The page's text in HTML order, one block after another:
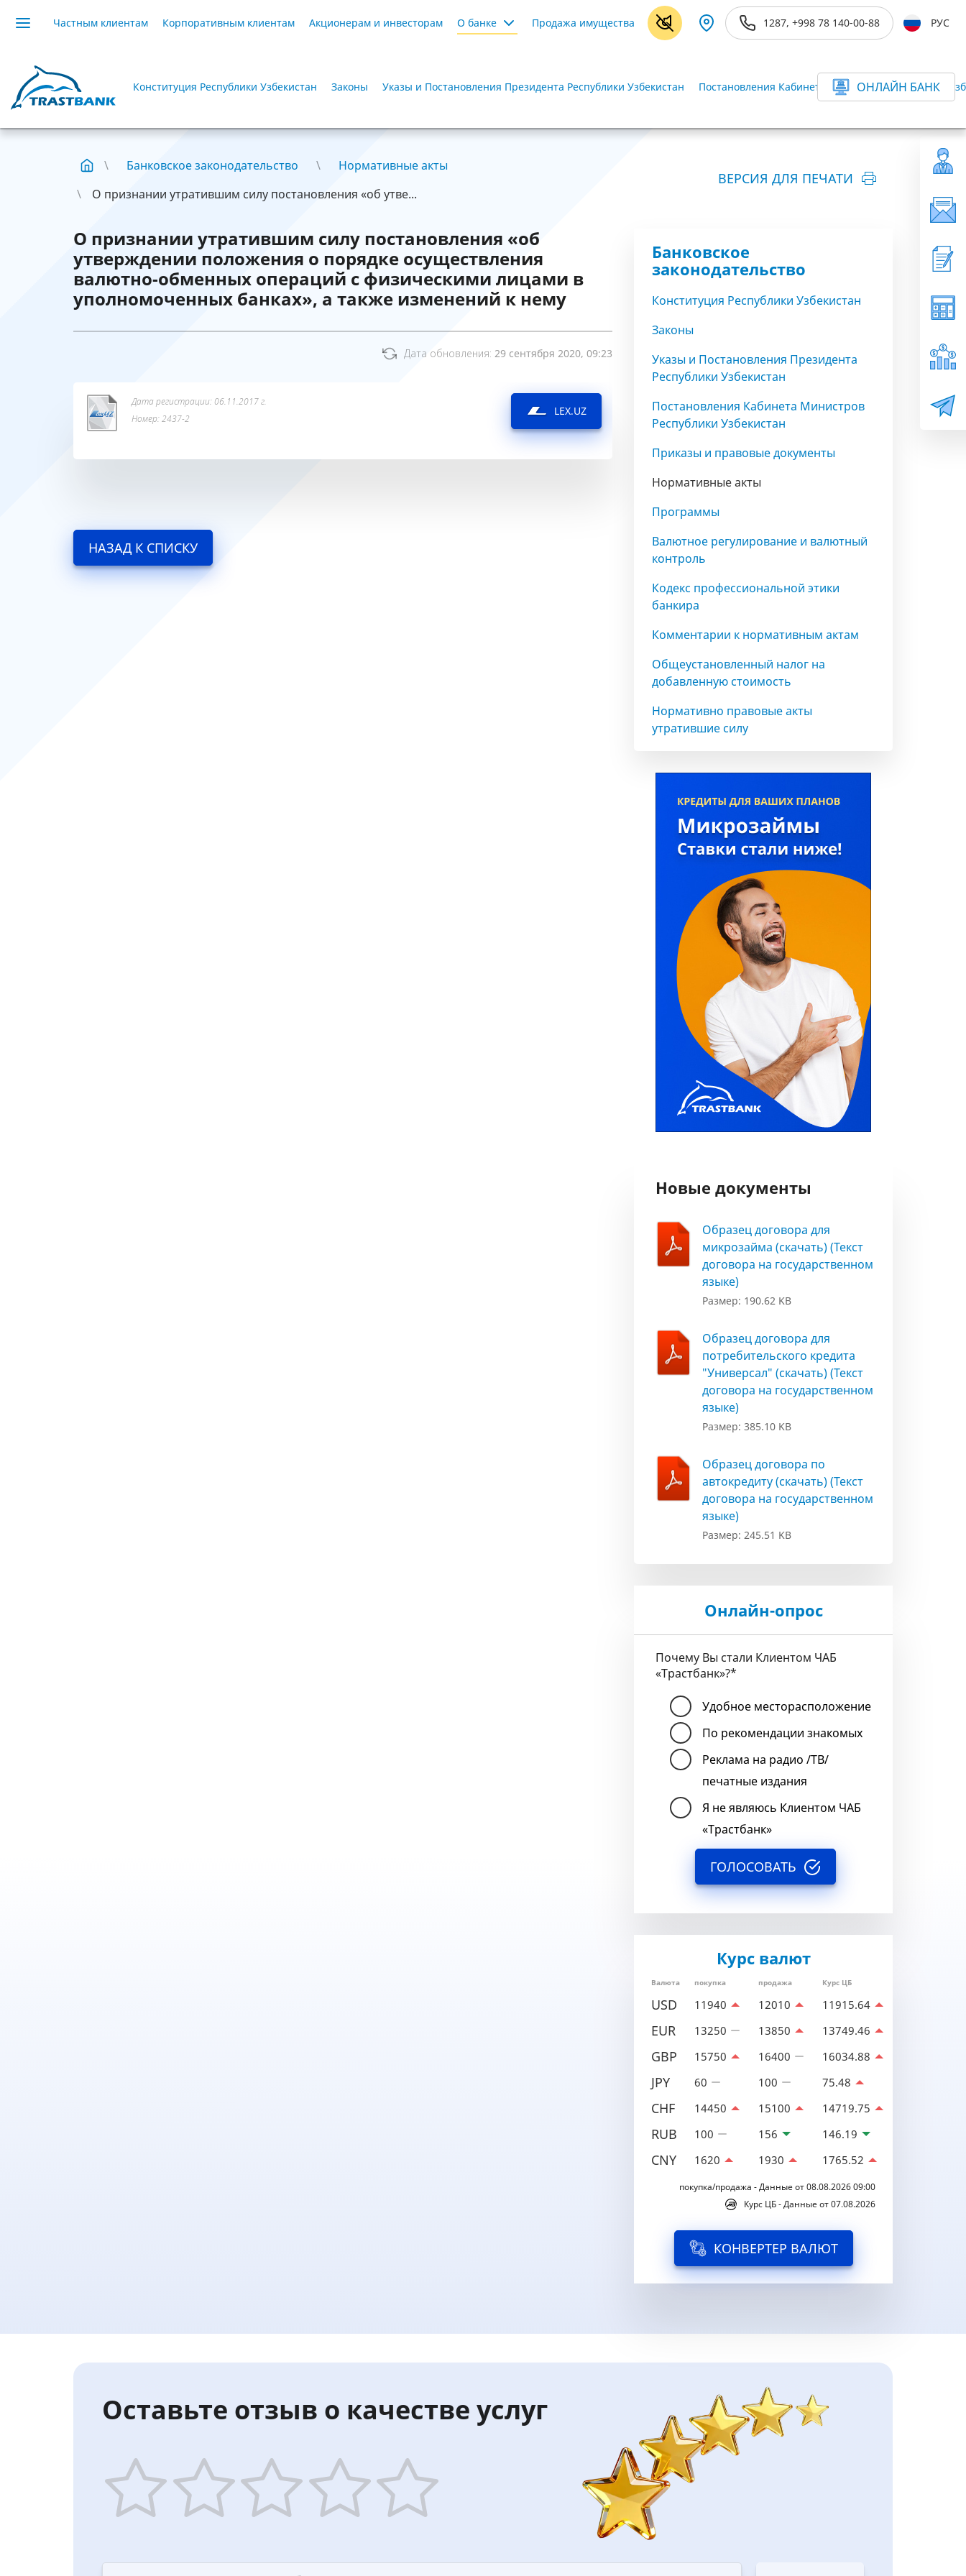
Частным клиентам Корпоративным клиентам Акционерам и инвесторам О банке Продажа имущества 1287, +998 78 140-00-88 РУС
Конституция Республики Узбекистан Законы Указы и Постановления Президента Республики Узбекистан Постановления Кабинета Министров Республики
ОНЛАЙН БАНК
Банковское законодательство
Нормативные акты
О признании утратившим силу постановления «об утве...
ВЕРСИЯ ДЛЯ ПЕЧАТИ
О признании утратившим силу постановления «об
утверждении положения о порядке осуществления
валютно-обменных операций с физическими лицами в
уполномоченных банках», а также изменений к нему
Дата обновления: 29 сентября 2020, 09:23
Дата регистрации: 06.11.2017 г.
Номер: 2437-2
LEX.UZ
НАЗАД К СПИСКУ
Банковское
законодательство
Конституция Республики Узбекистан
Законы
Указы и Постановления Президента
Республики Узбекистан
Постановления Кабинета Министров
Республики Узбекистан
Приказы и правовые документы
Нормативные акты
Программы
Валютное регулирование и валютный
контроль
Кодекс профессиональной этики
банкира
Комментарии к нормативным актам
Общеустановленный налог на
добавленную стоимость
Нормативно правовые акты
утратившие силу
Новые документы
Образец договора для
микрозайма (скачать) (Текст
договора на государственном
языке)
Размер: 190.62 KB
Образец договора для
потребительского кредита
"Универсал" (скачать) (Текст
договора на государственном
языке)
Размер: 385.10 KB
Образец договора по
автокредиту (скачать) (Текст
договора на государственном
языке)
Размер: 245.51 KB
Онлайн-опрос
Почему Вы стали Клиентом ЧАБ
«Трастбанк»?*
Удобное месторасположение
По рекомендации знакомых
Реклама на радио /ТВ/
печатные издания
Я не являюсь Клиентом ЧАБ
«Трастбанк»
ГОЛОСОВАТЬ
Курс валют
Валюта покупка продажа Курс ЦБ
USD 11940 12010 11915.64
EUR 13250 13850 13749.46
GBP 15750 16400 16034.88
JPY 60 100 75.48
CHF 14450 15100 14719.75
RUB 100 156 146.19
CNY 1620 1930 1765.52
покупка/продажа - Данные от 08.08.2026 09:00
Курс ЦБ - Данные от 07.08.2026
КОНВЕРТЕР ВАЛЮТ
Оставьте отзыв о качестве услуг